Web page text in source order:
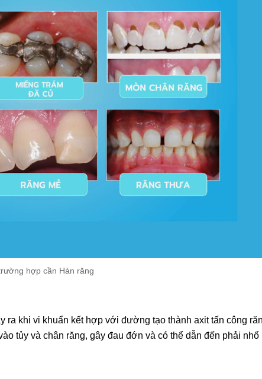
hợp cần Hàn răng
ra khi vi khuẩn kết hợp với đường tạo thành axit tấn công
tủy và chân răng, gây đau đớn và có thể dẫn đến phải nhổ